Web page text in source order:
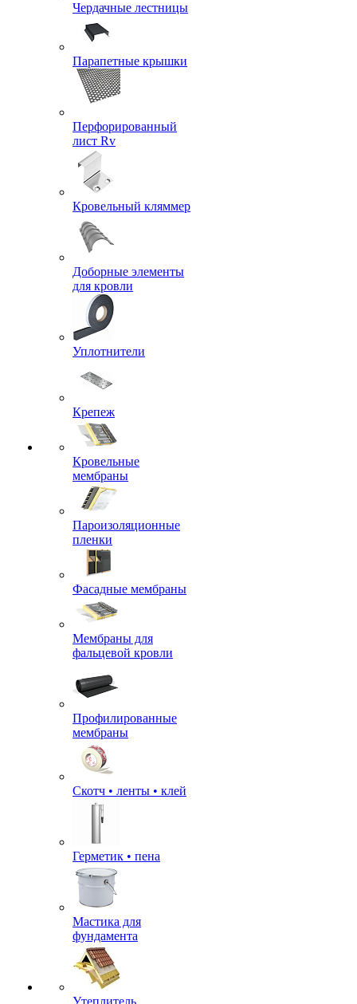
Чердачные лестницы
Парапетные крышки
Перфорированный
лист Rv
Кровельный кляммер
Доборные элементы
для кровли
Уплотнители
Крепеж
Кровельные
мембраны
Пароизоляционные
пленки
Фасадные мембраны
Мембраны для
фальцевой кровли
Профилированные
мембраны
Скотч • ленты • клей
Герметик • пена
Мастика для
фундамента
Утеплитель